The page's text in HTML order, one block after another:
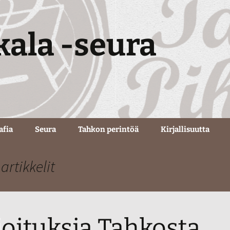
-seura
Seura
Strategia
Tahkon perintöä Kirjallisuutta
artikkelit